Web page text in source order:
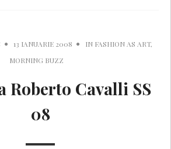
13 IANUARIE 2008 IN FASHION AS ART,
MORNING BUZZ
Roberto Cavalli SS
08